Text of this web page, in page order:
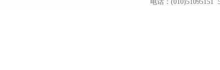
电话：(010)51095151